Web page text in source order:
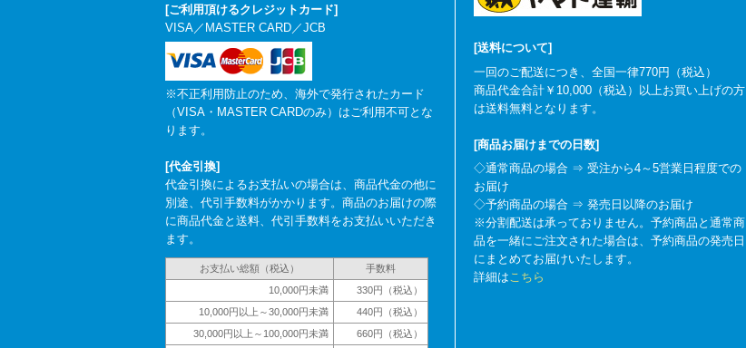
[ご利用頂けるクレジットカード]
VISA／MASTER CARD／JCB
※不正利用防止のため、海外で発行されたカード
（VISA・MASTER CARDのみ）はご利用不可とな
ります。
[代金引換]
代金引換によるお支払いの場合は、商品代金の他に
別途、代引手数料がかかります。商品のお届けの際
に商品代金と送料、代引手数料をお支払いいただき
ます。
お支払い総額（税込）
手数料
10,000円未満
330円（税込）
10,000円以上～30,000円未満
440円（税込）
30,000円以上～100,000円未満
660円（税込）
[送料について]
一回のご配送につき、全国一律770円（税込）
商品代金合計￥10,000（税込）以上お買い上げの方
は送料無料となります。
[商品お届けまでの日数]
◇通常商品の場合 ⇒ 受注から4～5営業日程度での
お届け
◇予約商品の場合 ⇒ 発売日以降のお届け
※分割配送は承っておりません。予約商品と通常商
品を一緒にご注文された場合は、予約商品の発売日
にまとめてお届けいたします。
詳細はこちら